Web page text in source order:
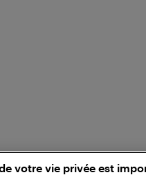
votre vie privée est